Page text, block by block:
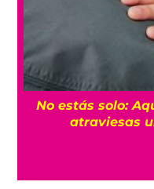
Bajo la lupa:
pierden el fuero